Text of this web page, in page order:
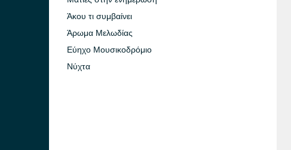
Άκου τι συμβαίνει
Άρωμα Μελωδίας
Εύηχο Μουσικοδρόμιο
Νύχτα